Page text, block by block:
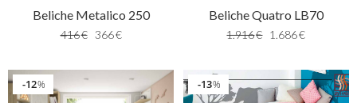
Beliche Metalico 250
416€ 366€
Beliche Quatro LB70
1.916€ 1.686€
%
12 %
13